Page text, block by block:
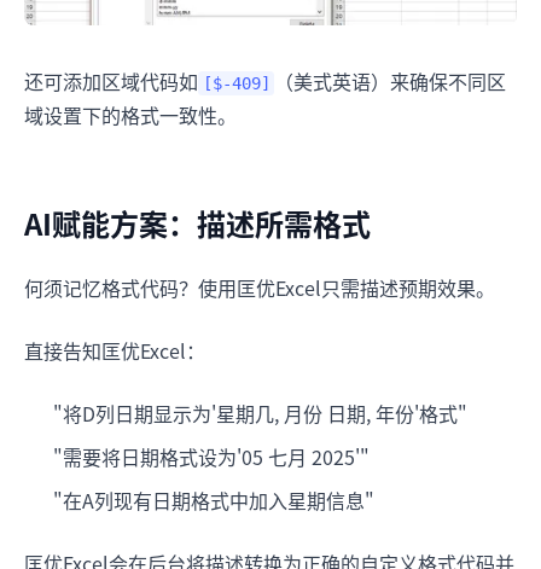
还可添加区域代码如 [$-409]
（美式英语）来确保不同区
域设置下的格式一致性。
AI赋能方案：描述所需格式
何须记忆格式代码？使用匡优Excel只需描述预期效果。
直接告知匡优Excel：
"将D列日期显示为'星期几, 月份 日期, 年份'格式"
"需要将日期格式设为'05 七月 2025'"
"在A列现有日期格式中加入星期信息"
匡优Excel会在后台将描述转换为正确的自定义格式代码并